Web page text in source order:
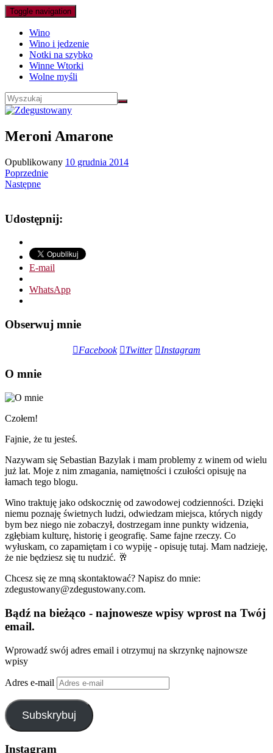
Toggle navigation
Wino
Wino i jedzenie
Notki na szybko
Winne Wtorki
Wolne myśli
Meroni Amarone
Opublikowany 10 grudnia 2014
Poprzednie
Następne
Udostępnij:
E-mail
WhatsApp
Obserwuj mnie
Facebook Twitter Instagram
O mnie
Czołem!
Fajnie, że tu jesteś.
Nazywam się Sebastian Bazylak i mam problemy z winem od wielu
już lat. Moje z nim zmagania, namiętności i czułości opisuję na
łamach tego blogu.
Wino traktuję jako odskocznię od zawodowej codzienności. Dzięki
niemu poznaję świetnych ludzi, odwiedzam miejsca, których nigdy
bym bez niego nie zobaczył, dostrzegam inne punkty widzenia,
zgłębiam kulturę, historię i geografię. Same fajne rzeczy. Co
wyłuskam, co zapamiętam i co wypiję - opisuję tutaj. Mam nadzieję,
że nie będziesz się tu nudzić. 🥂
Chcesz się ze mną skontaktować? Napisz do mnie:
zdegustowany@zdegustowany.com.
Bądź na bieżąco - najnowesze wpisy wprost na Twój
email.
Wprowadź swój adres email i otrzymuj na skrzynkę najnowsze
wpisy
Adres e-mail
Subskrybuj
Instagram